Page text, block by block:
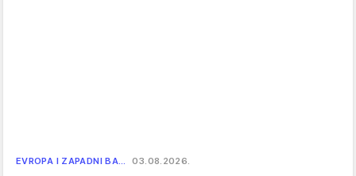
EVROPA I ZAPADNI BA… 03.08.2026.